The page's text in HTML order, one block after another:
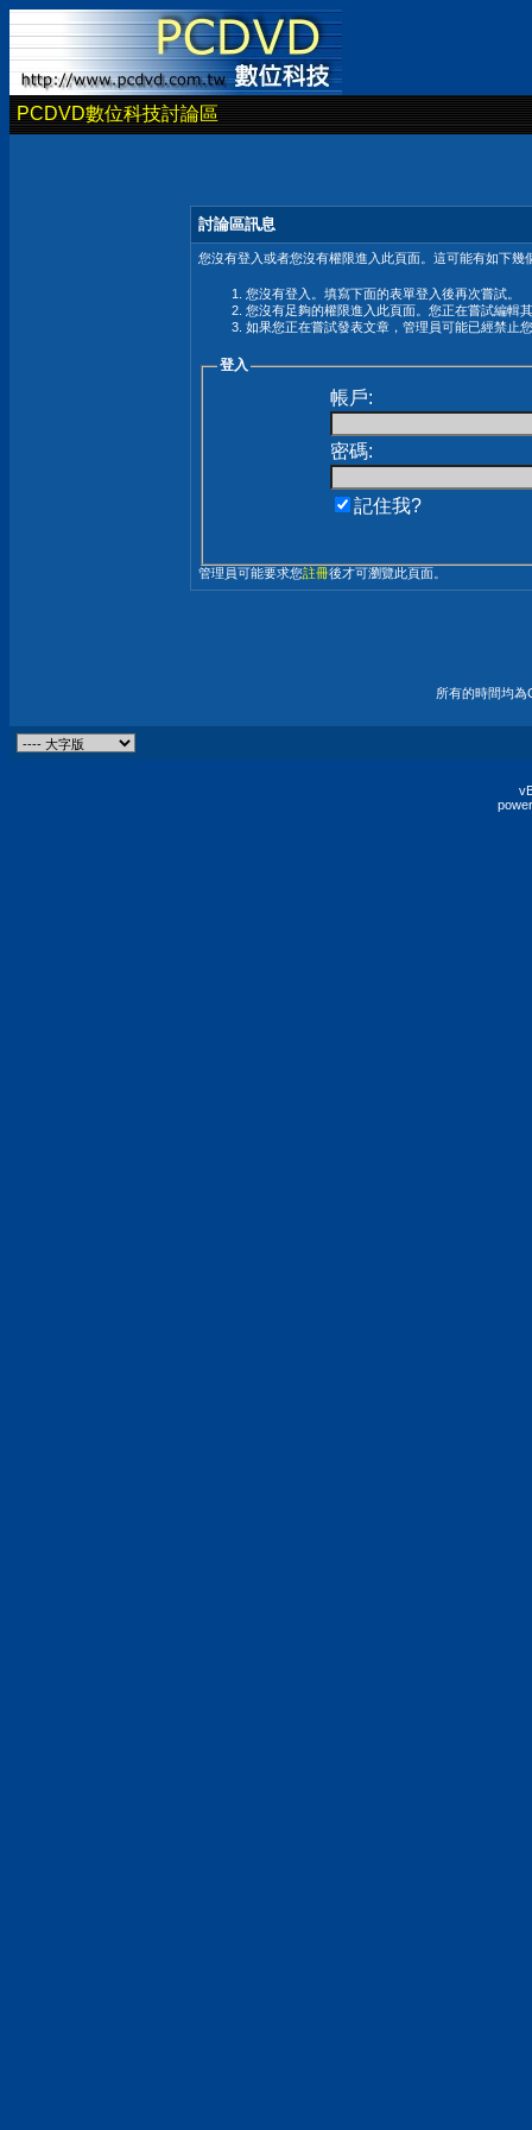
PCDVD數位科技討論區
討論區訊息
您沒有登入或者您沒有權限進入此頁面。這可能有如下幾
您沒有登入。填寫下面的表單登入後再次嘗試。
您沒有足夠的權限進入此頁面。您正在嘗試編輯
如果您正在嘗試發表文章，管理員可能已經禁止
登入
帳戶:
密碼:
記住我?
管理員可能要求您註冊後才可瀏覽此頁面。
所有的時間均為